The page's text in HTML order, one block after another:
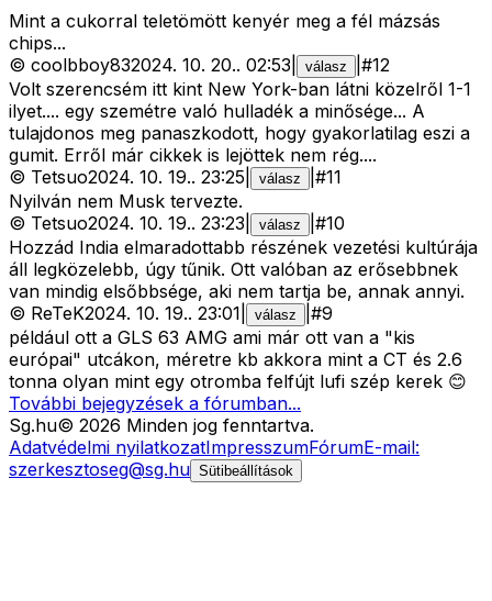
Mint a cukorral teletömött kenyér meg a fél mázsás
chips...
© coolbboy832024. 10. 20.. 02:53 válasz #12
Volt szerencsém itt kint New York-ban látni közelről 1-1
ilyet.... egy szemétre való hulladék a minősége... A
tulajdonos meg panaszkodott, hogy gyakorlatilag eszi a
gumit. Erről már cikkek is lejöttek nem rég....
© Tetsuo2024. 10. 19.. 23:25 válasz #11
Nyilván nem Musk tervezte.
© Tetsuo2024. 10. 19.. 23:23 válasz #10
Hozzád India elmaradottabb részének vezetési kultúrája
áll legközelebb, úgy tűnik. Ott valóban az erősebbnek
van mindig elsőbbsége, aki nem tartja be, annak annyi.
© ReTeK2024. 10. 19.. 23:01 válasz #9
például ott a GLS 63 AMG ami már ott van a "kis
európai" utcákon, méretre kb akkora mint a CT és 2.6
tonna olyan mint egy otromba felfújt lufi szép kerek 😊
További bejegyzések a fórumban...
Sg.hu© 2026 Minden jog fenntartva.
Adatvédelmi nyilatkozatImpresszumFórumE-mail:
szerkesztoseg@sg.hu Sütibeállítások